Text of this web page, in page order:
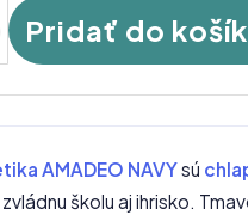
Pridať do
AMADEO NAVYsú
školu aj ihrisko.